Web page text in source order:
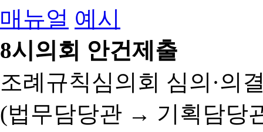
매뉴얼 예시
8시의회 안건제출
조례규칙심의회 심의·의
(법무담당관 → 기획담당